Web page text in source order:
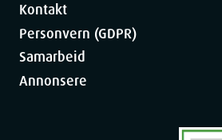
Kontakt
Personvern (GDPR)
Samarbeid
Annonsere